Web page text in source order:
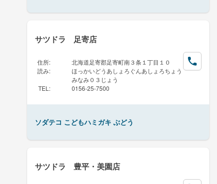
サツドラ 足寄店
住所:
北海道足寄郡足寄町南３条１丁目１０
読み:
ほっかいどうあしょろぐんあしょろちょう
みなみ０３じょう
TEL : 0156-25-7500
ソダテコ こどもハミガキ ぶどう
サツドラ 豊平・美園店